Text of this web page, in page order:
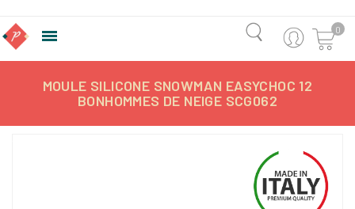
 0
MOULE SILICONE SNOWMAN EASYCHOC 12
BONHOMMES DE NEIGE SCG062